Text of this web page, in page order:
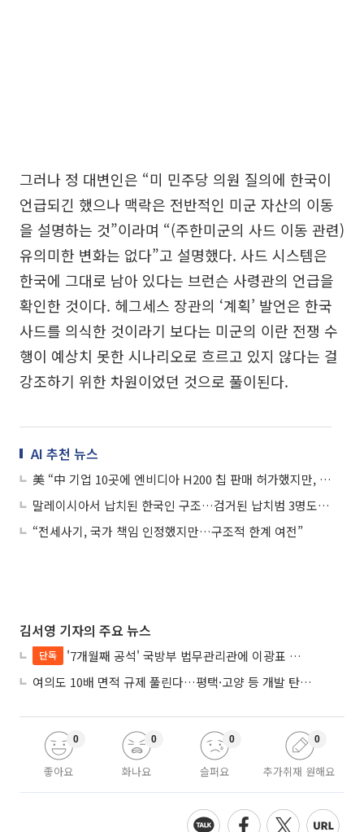
그러나 정 대변인은 “미 민주당 의원 질의에 한국이
언급되긴 했으나 맥락은 전반적인 미군 자산의 이동
을 설명하는 것”이라며 “(주한미군의 사드 이동 관련)
유의미한 변화는 없다”고 설명했다. 사드 시스템은
한국에 그대로 남아 있다는 브런슨 사령관의 언급을
확인한 것이다. 헤그세스 장관의 ‘계획’ 발언은 한국
사드를 의식한 것이라기 보다는 미군의 이란 전쟁 수
행이 예상치 못한 시나리오로 흐르고 있지 않다는 걸
강조하기 위한 차원이었던 것으로 풀이된다.
AI 추천 뉴스
美 “中 기업 10곳에 엔비디아 H200 칩 판매 허가했지만, 中 정부가 막아”
말레이시아서 납치된 한국인 구조…검거된 납치범 3명도 한국인
“전세사기, 국가 책임 인정했지만…구조적 한계 여전”
김서영 기자의 주요 뉴스
단독
'7개월째 공석' 국방부 법무관리관에 이광표 변호사 내정
여의도 10배 면적 규제 풀린다…평택·고양 등 개발 탄력 기대
좋아요
0
화나요
0
슬퍼요
0
추가취재 원해요
0